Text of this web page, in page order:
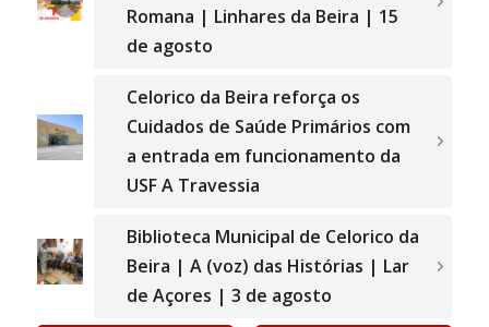
Romana | Linhares da Beira | 15
de agosto
Celorico da Beira reforça os
Cuidados de Saúde Primários com
a entrada em funcionamento da
USF A Travessia
Biblioteca Municipal de Celorico da
Beira | A (voz) das Histórias | Lar
de Açores | 3 de agosto